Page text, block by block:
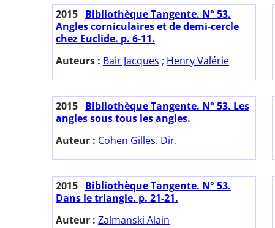
2015 Bibliothèque Tangente. N° 53.
Angles corniculaires et de demi-cercle
chez Euclide. p. 6-11.
Auteurs : Bair Jacques ; Henry Valérie
2015 Bibliothèque Tangente. N° 53. Les
angles sous tous les angles.
Auteur : Cohen Gilles. Dir.
2015 Bibliothèque Tangente. N° 53.
Dans le triangle. p. 21-21.
Auteur : Zalmanski Alain